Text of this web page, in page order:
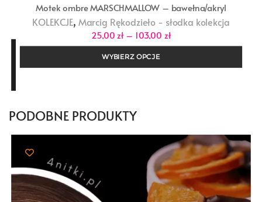
Motek ombre MARSCHMALLOW – bawełna/akryl
KOLEKCJE, Marcig Rękodzieło - słodka kolekcja
25,00 zł – 103,00 złZakres
cen:
do
WYBIERZ OPCJE
PODOBNE PRODUKTY